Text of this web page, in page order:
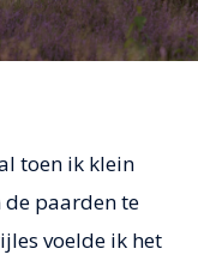
toen ik klein
paarden te
voelde ik het